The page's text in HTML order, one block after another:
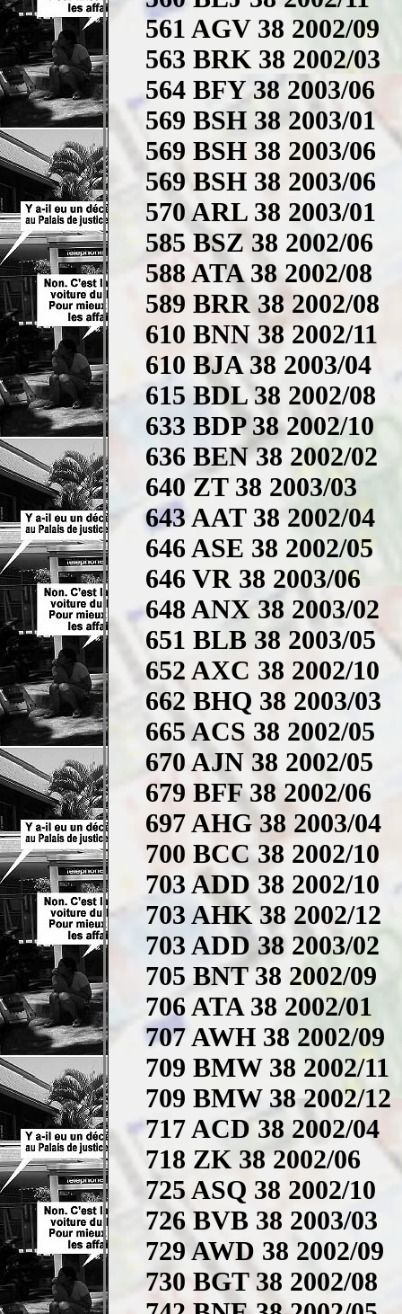
561 AGV 38 2002/09
563 BRK 38 2002/03
564 BFY 38 2003/06
569 BSH 38 2003/01
569 BSH 38 2003/06
569 BSH 38 2003/06
570 ARL 38 2003/01
585 BSZ 38 2002/06
588 ATA 38 2002/08
589 BRR 38 2002/08
610 BNN 38 2002/11
610 BJA 38 2003/04
615 BDL 38 2002/08
633 BDP 38 2002/10
636 BEN 38 2002/02
640 ZT 38 2003/03
643 AAT 38 2002/04
646 ASE 38 2002/05
646 VR 38 2003/06
648 ANX 38 2003/02
651 BLB 38 2003/05
652 AXC 38 2002/10
662 BHQ 38 2003/03
665 ACS 38 2002/05
670 AJN 38 2002/05
679 BFF 38 2002/06
697 AHG 38 2003/04
700 BCC 38 2002/10
703 ADD 38 2002/10
703 AHK 38 2002/12
703 ADD 38 2003/02
705 BNT 38 2002/09
706 ATA 38 2002/01
707 AWH 38 2002/09
709 BMW 38 2002/11
709 BMW 38 2002/12
717 ACD 38 2002/04
718 ZK 38 2002/06
725 ASQ 38 2002/10
726 BVB 38 2003/03
729 AWD 38 2002/09
730 BGT 38 2002/08